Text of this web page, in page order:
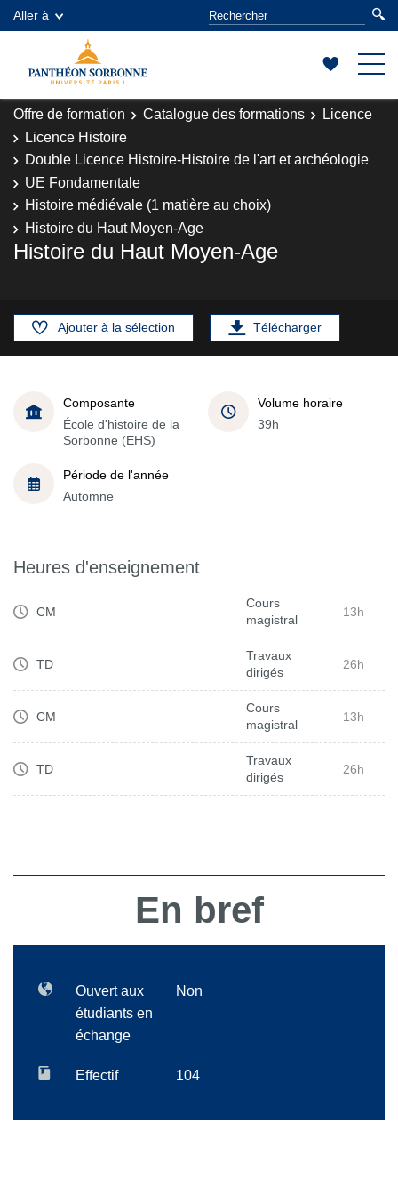
Aller à
Offre de formation Catalogue des formations
Licence
Licence Histoire
Double Licence Histoire-Histoire de l'art et archéologie
UE Fondamentale
Histoire médiévale (1 matière au choix)
Histoire du Haut Moyen-Age
Histoire du Haut Moyen-Age
Ajouter à la sélection Télécharger
Composante
École d'histoire de la
Sorbonne (EHS)
Volume horaire
39h
Période de l'année
Automne
Heures d'enseignement
CM
Cours
magistral
13h
TD
Travaux
dirigés
26h
CM
Cours
magistral
13h
TD
Travaux
dirigés
26h
En bref
Ouvert aux
étudiants en
échange
Non
Effectif 104